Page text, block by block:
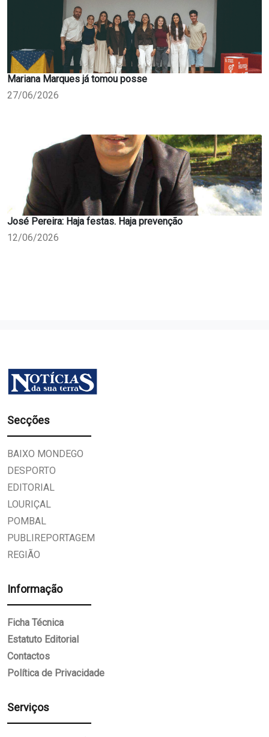
Mariana Marques já tomou posse
27/06/2026
José Pereira: Haja festas. Haja prevenção
12/06/2026
Secções
BAIXO MONDEGO
DESPORTO
EDITORIAL
LOURIÇAL
POMBAL
PUBLIREPORTAGEM
REGIÃO
Informação
Ficha Técnica
Estatuto Editorial
Contactos
Política de Privacidade
Serviços